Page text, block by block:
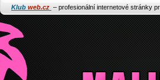
Klub web.cz – profesionální internetové stránky